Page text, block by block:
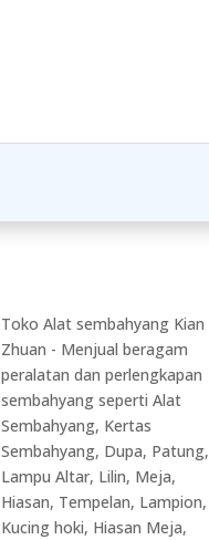
Toko Alat sembahyang Kian
Zhuan - Menjual beragam
peralatan dan perlengkapan
sembahyang seperti Alat
Sembahyang, Kertas
Sembahyang, Dupa, Patung,
Lampu Altar, Lilin, Meja,
Hiasan, Tempelan, Lampion,
Kucing hoki, Hiasan Meja,